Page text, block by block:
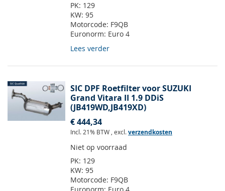
PK: 129
KW: 95
Motorcode: F9QB
Euronorm: Euro 4
Lees verder
SIC DPF Roetfilter voor SUZUKI
Grand Vitara II 1.9 DDiS
(JB419WD,JB419XD)
€ 444,34
Incl. 21% BTW , excl.verzendkosten
Niet op voorraad
PK: 129
KW: 95
Motorcode: F9QB